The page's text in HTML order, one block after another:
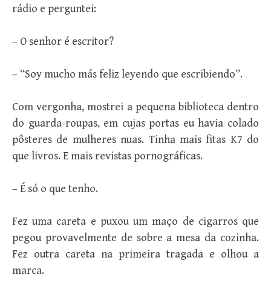
rádio e perguntei:
– O senhor é escritor?
– “Soy mucho más feliz leyendo que escribiendo”.
Com vergonha, mostrei a pequena biblioteca dentro
do guarda-roupas, em cujas portas eu havia colado
pôsteres de mulheres nuas. Tinha mais fitas K7 do
que livros. E mais revistas pornográficas.
– É só o que tenho.
Fez uma careta e puxou um maço de cigarros que
pegou provavelmente de sobre a mesa da cozinha.
Fez outra careta na primeira tragada e olhou a
marca.